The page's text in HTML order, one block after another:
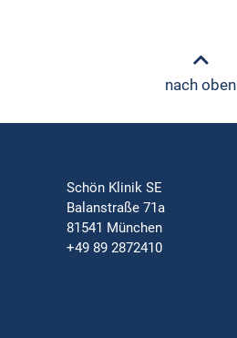
nach oben
Schön Klinik SE
Balanstraße 71a
81541 München
+49 89 2872410